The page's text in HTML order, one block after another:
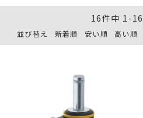
並び替え 新着順 安い順 高い順
16件中 1 -16